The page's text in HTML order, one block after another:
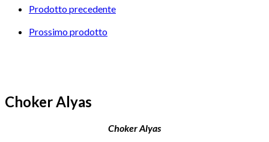
Prodotto precedente
Prossimo prodotto
Choker Alyas
Choker Alyas